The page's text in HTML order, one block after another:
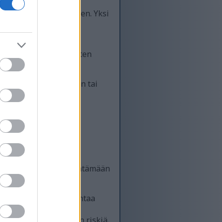
parantamiseen. Yksi
enimmäkseen on
kivennäisaineita, kuten
ravitsevan välipalan tai
flavonoideja ja
voi auttaa vähentämään
että ne voivat alentaa
voimakkaita
ja syövän riskiä.